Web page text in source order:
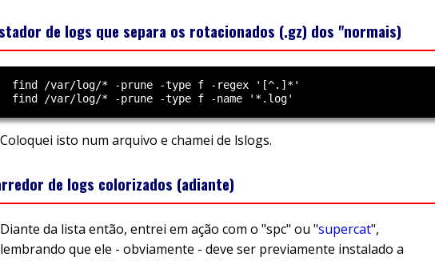
de logs que separa os rotacionados (.gz) dos "normais)
  find /var/log/* -prune -type f -regex '[^.]*'
Coloquei isto num arquivo e chamei de lslogs.
de logs colorizados (adiante)
Diante da lista então, entrei em ação com o "spc" ou "supercat",
lembrando que ele - obviamente - deve ser previamente instalado a